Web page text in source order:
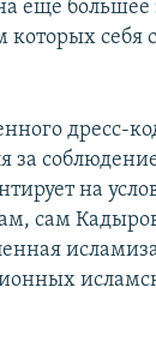
еще
которых
дресс-
за
на
сам